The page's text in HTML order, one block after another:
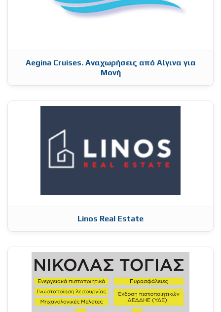
Aegina Cruises. Αναχωρήσεις από Αίγινα για
Μονή
Linos Real Estate